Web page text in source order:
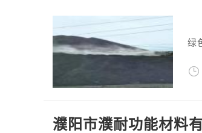
绿
濮阳市濮耐功能材料